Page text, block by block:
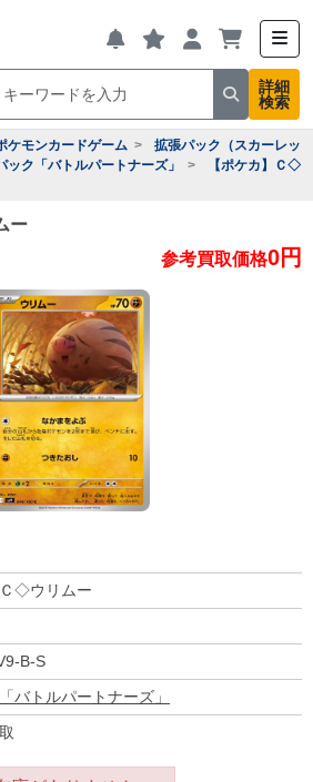
詳細
検索
ケモンカードゲーム
拡張パック（スカーレッ
ック「バトルパートナーズ」
【ポケカ】Ｃ◇
ー
参考買取価格0円
Ｃ◇ウリムー
B-S
バトルパートナーズ」